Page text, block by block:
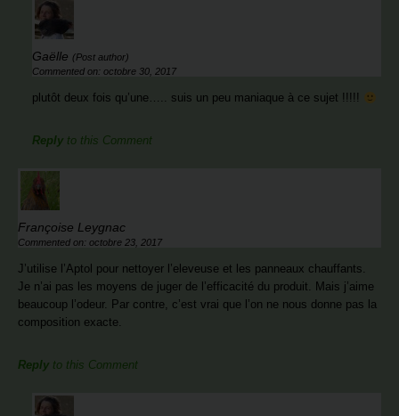
Gaëlle (Post author)
Commented on: octobre 30, 2017
plutôt deux fois qu’une….. suis un peu maniaque à ce sujet !!!!!
Reply to this Comment
Françoise Leygnac
Commented on: octobre 23, 2017
J’utilise l’Aptol pour nettoyer l’eleveuse et les panneaux chauffants.
Je n’ai pas les moyens de juger de l’efficacité du produit. Mais j’aime
beaucoup l’odeur. Par contre, c’est vrai que l’on ne nous donne pas la
composition exacte.
Reply to this Comment